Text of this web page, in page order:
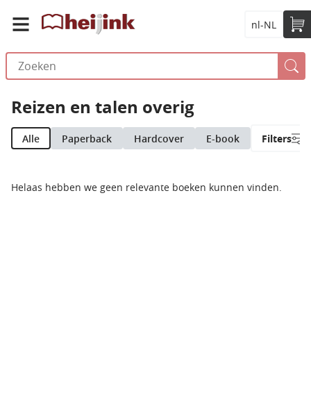
nl-NL
Reizen en talen overig
Alle Paperback Hardcover E-book Filters
Helaas hebben we geen relevante boeken kunnen vinden.